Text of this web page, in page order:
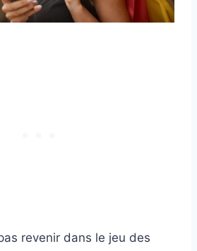
revenir dans le jeu des